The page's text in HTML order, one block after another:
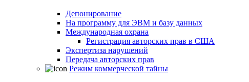
Депонирование
На программу для ЭВМ и базу данных
Международная охрана
Регистрация авторских прав в США
Экспертиза нарушений
Передача авторских прав
Режим коммерческой тайны